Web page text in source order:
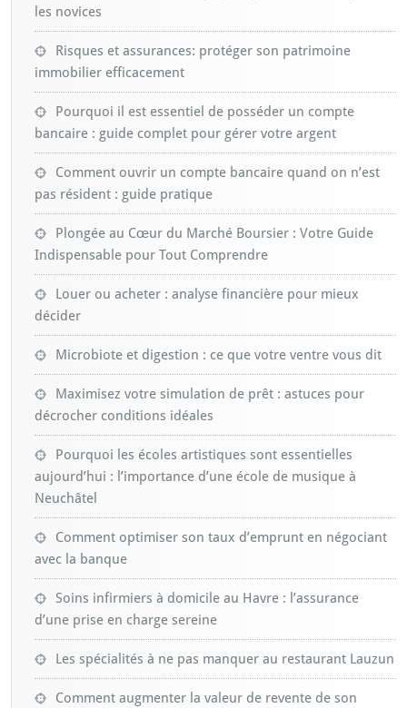
les novices
Risques et assurances: protéger son patrimoine
immobilier efficacement
Pourquoi il est essentiel de posséder un compte
bancaire : guide complet pour gérer votre argent
Comment ouvrir un compte bancaire quand on n’est
pas résident : guide pratique
Plongée au Cœur du Marché Boursier : Votre Guide
Indispensable pour Tout Comprendre
Louer ou acheter : analyse financière pour mieux
décider
Microbiote et digestion : ce que votre ventre vous dit
Maximisez votre simulation de prêt : astuces pour
décrocher conditions idéales
Pourquoi les écoles artistiques sont essentielles
aujourd’hui : l’importance d’une école de musique à
Neuchâtel
Comment optimiser son taux d’emprunt en négociant
avec la banque
Soins infirmiers à domicile au Havre : l’assurance
d’une prise en charge sereine
Les spécialités à ne pas manquer au restaurant Lauzun
Comment augmenter la valeur de revente de son